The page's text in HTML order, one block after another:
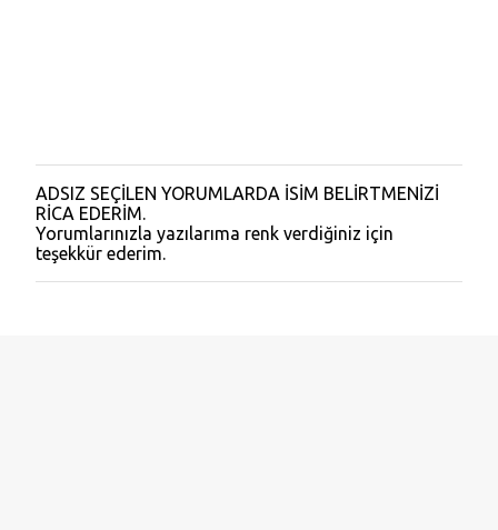
Y
o
r
u
m
ADSIZ SEÇİLEN YORUMLARDA İSİM BELİRTMENİZİ
RİCA EDERİM.
Yorumlarınızla yazılarıma renk verdiğiniz için
teşekkür ederim.